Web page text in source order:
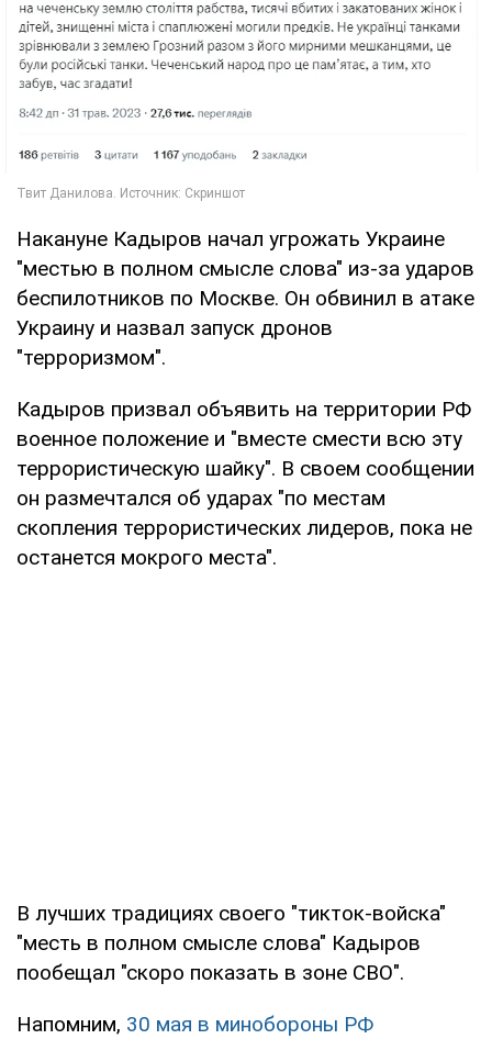
Накануне Кадыров начал угрожать Украине
"местью в полном смысле слова" из-за ударов
беспилотников по Москве. Он обвинил в атаке
Украину и назвал запуск дронов
"терроризмом".
Кадыров призвал объявить на территории РФ
военное положение и "вместе смести всю эту
террористическую шайку". В своем сообщении
он размечтался об ударах "по местам
скопления террористических лидеров, пока не
останется мокрого места".
В лучших традициях своего "тикток-войска"
"месть в полном смысле слова" Кадыров
пообещал "скоро показать в зоне СВО".
Напомним, 30 мая в минобороны РФ